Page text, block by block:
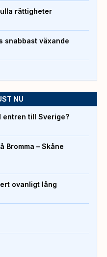
rättigheter
snabbast växande
NU
entren till Sverige?
Bromma – Skåne
ovanligt lång